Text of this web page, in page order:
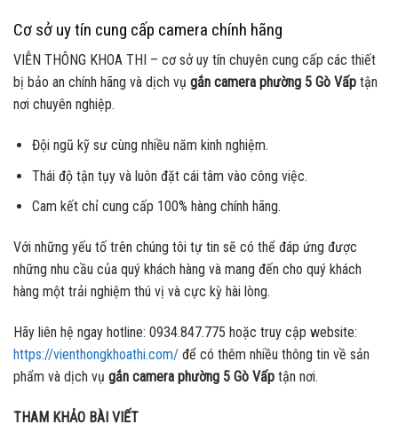
Cơ sở uy tín cung cấp camera chính hãng
VIỄN THÔNG KHOA THI – cơ sở uy tín chuyên cung cấp các thiết
bị bảo an chính hãng và dịch vụ gắn camera phường 5 Gò Vấp tận
nơi chuyên nghiệp.
Đội ngũ kỹ sư cùng nhiều năm kinh nghiệm.
Thái độ tận tụy và luôn đặt cái tâm vào công việc.
Cam kết chỉ cung cấp 100% hàng chính hãng.
Với những yếu tố trên chúng tôi tự tin sẽ có thể đáp ứng được
những nhu cầu của quý khách hàng và mang đến cho quý khách
hàng một trải nghiệm thú vị và cực kỳ hài lòng.
Hãy liên hệ ngay hotline: 0934.847.775 hoặc truy cập website:
https://vienthongkhoathi.com/ để có thêm nhiều thông tin về sản
phẩm và dịch vụ gắn camera phường 5 Gò Vấp tận nơi.
THAM KHẢO BÀI VIẾT